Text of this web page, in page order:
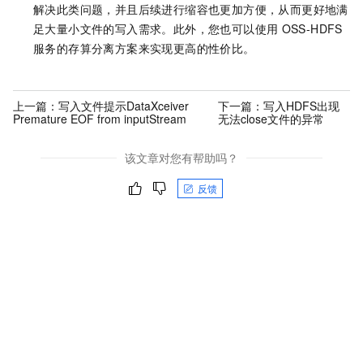
解决此类问题，并且后续进行缩容也更加方便，从而更好地满
足大量小文件的写入需求。此外，您也可以使用 OSS-HDFS
服务的存算分离方案来实现更高的性价比。
上一篇： 写入文件提示DataXceiver
Premature EOF from inputStream
下一篇： 写入HDFS出现
无法close文件的异常
该文章对您有帮助吗？
反馈